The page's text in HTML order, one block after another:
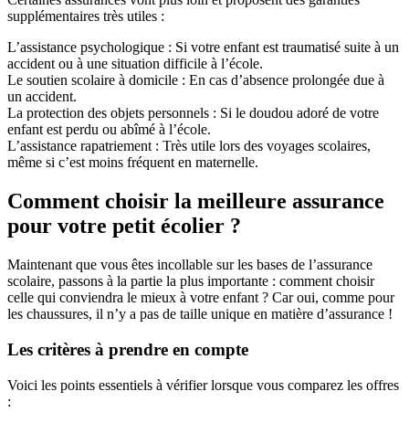
supplémentaires très utiles :
L’assistance psychologique : Si votre enfant est traumatisé suite à un
accident ou à une situation difficile à l’école.
Le soutien scolaire à domicile : En cas d’absence prolongée due à
un accident.
La protection des objets personnels : Si le doudou adoré de votre
enfant est perdu ou abîmé à l’école.
L’assistance rapatriement : Très utile lors des voyages scolaires,
même si c’est moins fréquent en maternelle.
Comment choisir la meilleure assurance
pour votre petit écolier ?
Maintenant que vous êtes incollable sur les bases de l’assurance
scolaire, passons à la partie la plus importante : comment choisir
celle qui conviendra le mieux à votre enfant ? Car oui, comme pour
les chaussures, il n’y a pas de taille unique en matière d’assurance !
Les critères à prendre en compte
Voici les points essentiels à vérifier lorsque vous comparez les offres
: